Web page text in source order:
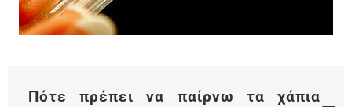
Πότε πρέπει να παίρνω τα χάπια